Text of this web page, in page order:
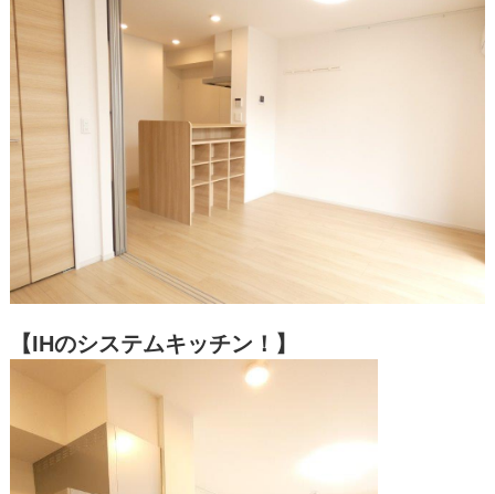
【IHのシステムキッチン！】